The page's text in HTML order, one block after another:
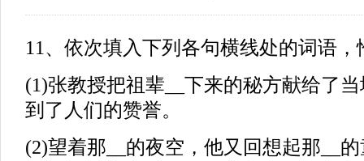
11、依次填入下列各句横线处的词语
(1)张教授把祖辈__下来的秘方献给了
到了人们的赞誉。
(2)望着那__的夜空，他又回想起那__